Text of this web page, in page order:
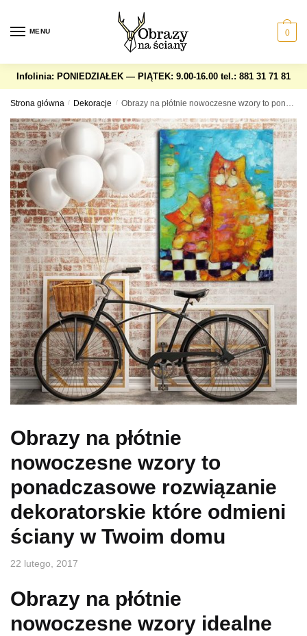
navigation
content
MENU 0
Infolinia: PONIEDZIAŁEK — PIĄTEK: 9.00-16.00 tel.: 881 31 71 81
Strona główna / Dekoracje / Obrazy na płótnie nowoczesne wzory to ponadczasowe rozwiązanie dekoratorskie które odmieni ściany w Twoim domu
Obrazy na płótnie
nowoczesne wzory to
ponadczasowe rozwiązanie
dekoratorskie które odmieni
ściany w Twoim domu
22 lutego, 2017
Obrazy na płótnie
nowoczesne wzory idealne